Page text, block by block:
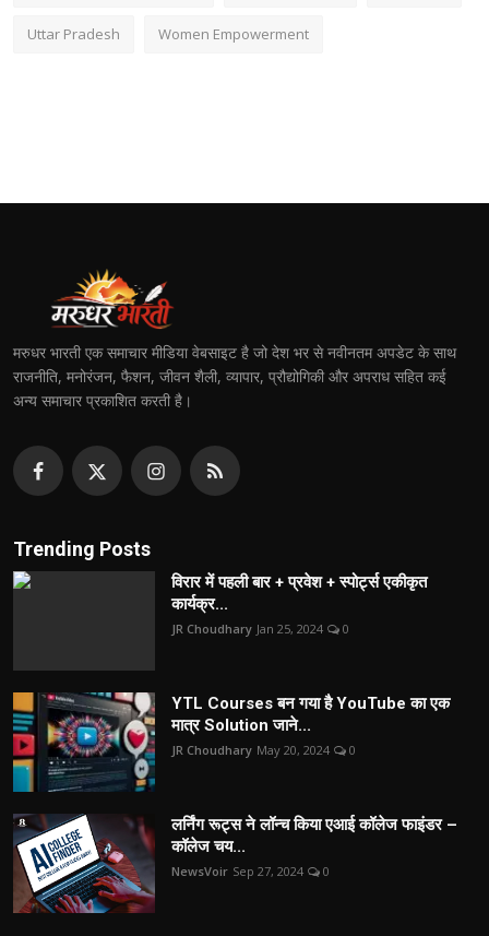
Uttar Pradesh Women Empowerment
मरुधर भारती एक समाचार मीडिया वेबसाइट है जो देश भर से नवीनतम अपडेट के साथ
राजनीति, मनोरंजन, फैशन, जीवन शैली, व्यापार, प्रौद्योगिकी और अपराध सहित कई
अन्य समाचार प्रकाशित करती है।
Trending Posts
विरार में पहली बार + प्रवेश + स्पोर्ट्स एकीकृत
कार्यक्र...
JR Choudhary Jan 25, 2024 0
YTL Courses बन गया है YouTube का एक
मात्र Solution जाने...
JR Choudhary May 20, 2024 0
लर्निंग रूट्स ने लॉन्च किया एआई कॉलेज फाइंडर –
कॉलेज चय...
NewsVoir Sep 27, 2024 0